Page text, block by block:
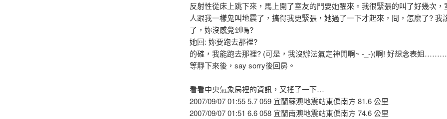
反射性從床上跳下來，馬上開了室友的門要她醒來。我很緊張的叫了好幾次，
人跟我一樣鬼叫地震了，搞得我更緊張，她過了一下才起來，問，怎麼了? 我
了，妳沒感覺到嗎?
她回: 妳要跑去那裡?
的確，我能跑去那裡? (可是，我沒辦法氣定神閒啊~ -_-)(啊! 好想念表姐
等靜下來後，say sorry後回房。
看看中央氣象局裡的資訊，又搖了一下…
2007/09/07 01:55 5.7 059 宜蘭蘇澳地震站東偏南方 81.6 公里
2007/09/07 01:51 6.6 058 宜蘭南澳地震站東偏南方 74.6 公里